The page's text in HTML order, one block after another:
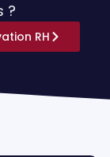
?
RH